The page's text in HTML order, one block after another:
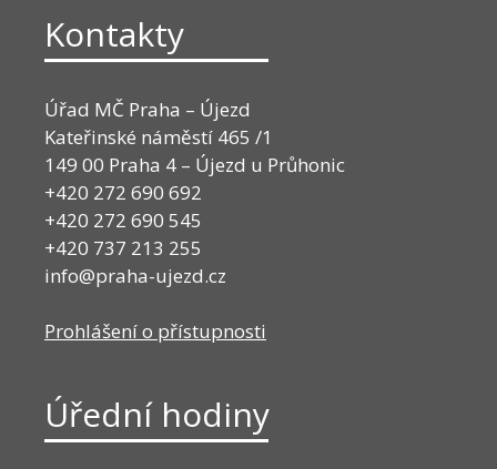
Kontakty
Úřad MČ Praha – Újezd
Kateřinské náměstí 465 /1
149 00 Praha 4 – Újezd u Průhonic
+420 272 690 692
+420 272 690 545
+420 737 213 255
info@praha-ujezd.cz
Prohlášení o přístupnosti
Úřední hodiny